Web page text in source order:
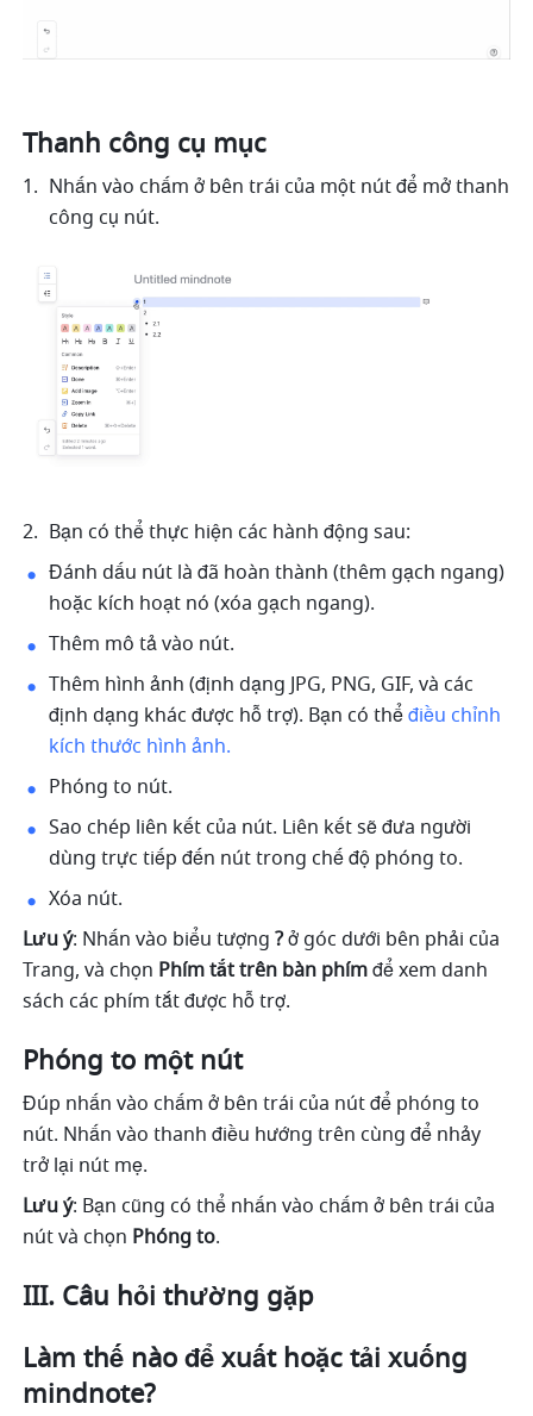
Thanh công cụ mục
Nhấn vào chấm ở bên trái của một nút để mở thanh
công cụ nút.
Bạn có thể thực hiện các hành động sau:
Đánh dấu nút là đã hoàn thành (thêm gạch ngang)
hoặc kích hoạt nó (xóa gạch ngang).
Thêm mô tả vào nút.
Thêm hình ảnh (định dạng JPG, PNG, GIF, và các
định dạng khác được hỗ trợ). Bạn có thể điều chỉnh
kích thước hình ảnh.
Phóng to nút.
Sao chép liên kết của nút. Liên kết sẽ đưa người
dùng trực tiếp đến nút trong chế độ phóng to.
Xóa nút.
Lưu ý: Nhấn vào biểu tượng ? ở góc dưới bên phải của
Trang, và chọn Phím tắt trên bàn phím để xem danh
sách các phím tắt được hỗ trợ.
Phóng to một nút
Đúp nhấn vào chấm ở bên trái của nút để phóng to
nút. Nhấn vào thanh điều hướng trên cùng để nhảy
trở lại nút mẹ.
Lưu ý: Bạn cũng có thể nhấn vào chấm ở bên trái của
nút và chọn Phóng to.
III. Câu hỏi thường gặp
Làm thế nào để xuất hoặc tải xuống
mindnote?